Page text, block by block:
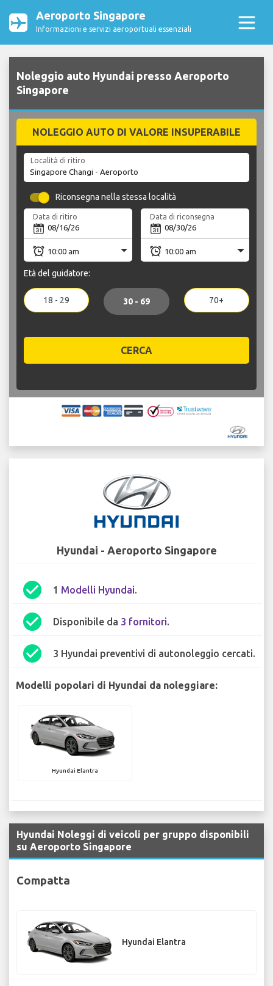
Aeroporto Singapore
Informazioni e servizi aeroportuali essenziali
Noleggio auto Hyundai presso Aeroporto
Singapore
NOLEGGIO AUTO DI VALORE INSUPERABILE
Località di ritiro
Riconsegna nella stessa località
Data di ritiro Data di riconsegna
Età del guidatore:
18 - 29 30 - 69 70+
CERCA
Hyundai - Aeroporto Singapore
check_circle 1 Modelli Hyundai.
check_circle Disponibile da 3 fornitori.
check_circle 3 Hyundai preventivi di autonoleggio cercati.
Modelli popolari di Hyundai da noleggiare:
Hyundai Elantra
Hyundai Noleggi di veicoli per gruppo disponibili
su Aeroporto Singapore
Compatta
Hyundai Elantra